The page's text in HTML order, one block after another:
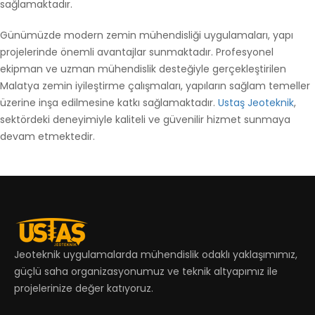
sağlamaktadır.
Günümüzde modern zemin mühendisliği uygulamaları, yapı
projelerinde önemli avantajlar sunmaktadır. Profesyonel
ekipman ve uzman mühendislik desteğiyle gerçekleştirilen
Malatya zemin iyileştirme çalışmaları, yapıların sağlam temeller
üzerine inşa edilmesine katkı sağlamaktadır. Ustaş Jeoteknik,
sektördeki deneyimiyle kaliteli ve güvenilir hizmet sunmaya
devam etmektedir.
Jeoteknik uygulamalarda mühendislik odaklı yaklaşımımız,
güçlü saha organizasyonumuz ve teknik altyapımız ile
projelerinize değer katıyoruz.